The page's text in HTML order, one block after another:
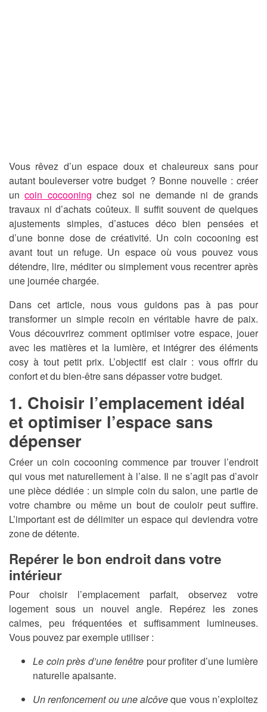
Vous rêvez d’un espace doux et chaleureux sans pour
autant bouleverser votre budget ? Bonne nouvelle : créer
uncoin cocooning chez soi ne demande ni de grands
travaux ni d’achats coûteux. Il suffit souvent de quelques
ajustements simples, d’astuces déco bien pensées et
d’une bonne dose de créativité. Un coin cocooning est
avant tout un refuge. Un espace où vous pouvez vous
détendre, lire, méditer ou simplement vous recentrer après
une journée chargée.
Dans cet article, nous vous guidons pas à pas pour
transformer un simple recoin en véritable havre de paix.
Vous découvrirez comment optimiser votre espace, jouer
avec les matières et la lumière, et intégrer des éléments
cosy à tout petit prix. L’objectif est clair : vous offrir du
confort et du bien-être sans dépasser votre budget.
1. Choisir l’emplacement idéal
et optimiser l’espace sans
dépenser
Créer un coin cocooning commence par trouver l’endroit
qui vous met naturellement à l’aise. Il ne s’agit pas d’avoir
une pièce dédiée : un simple coin du salon, une partie de
votre chambre ou même un bout de couloir peut suffire.
L’important est de délimiter un espace qui deviendra votre
zone de détente.
Repérer le bon endroit dans votre
intérieur
Pour choisir l’emplacement parfait, observez votre
logement sous un nouvel angle. Repérez les zones
calmes, peu fréquentées et suffisamment lumineuses.
Vous pouvez par exemple utiliser :
Le coin près d’une fenêtre pour profiter d’une lumière
naturelle apaisante.
Un renfoncement ou une alcôveque vous n’exploitez